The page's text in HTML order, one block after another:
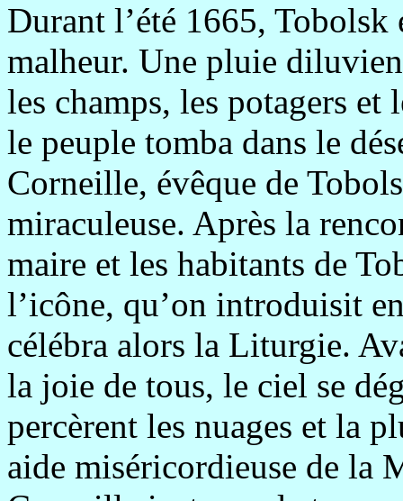
Durant l’été 1665,
malheur. Une pluie
les champs, les potagers
le peuple tomba dans le
Corneille, évêque de
miraculeuse. Après la
maire et les habitants de
l’icône, qu’on introduisit
célébra alors la Liturgie.
la joie de tous, le ciel se
percèrent les nuages et la
aide miséricordieuse de la